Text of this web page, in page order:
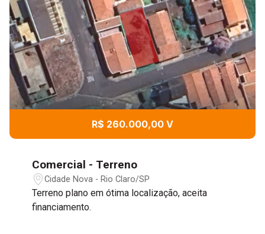
R$ 260.000,00 V
Comercial - Terreno
Cidade Nova - Rio Claro/SP
Terreno plano em ótima localização, aceita
financiamento.